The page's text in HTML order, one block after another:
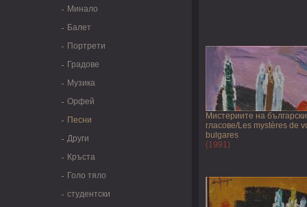
Минало
Балет
Портрети
Градове
Музика
Орфей
Песни
Други
Кръста
Голо тяло
студентски
Мистериите на
гласове/Les mystères de
bulgares
(1991)